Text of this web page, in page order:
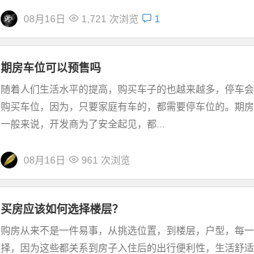
08月16日 1,721 次浏览 1
期房车位可以预售吗
随着人们生活水平的提高，购买车子的也越来越多，停车
购买车位，因为，只要家庭有车的，都需要停车位的。期
一般来说，开发商为了安全起见，都...
08月16日 961 次浏览
买房应该如何选择楼层？
购房从来不是一件易事，从挑选位置，到楼层，户型，每
择，因为这些都关系到房子入住后的出行便利性，生活舒